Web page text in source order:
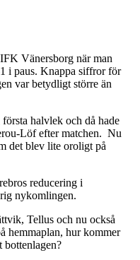
Vänersborg när man
i paus. Knappa siffror för
var betydligt större än
halvlek och då hade
Löf efter matchen. Nu
det blev lite oroligt på
reducering i
nykomlingen.
Tellus och nu också
hemmaplan, hur kommer
bottenlagen?